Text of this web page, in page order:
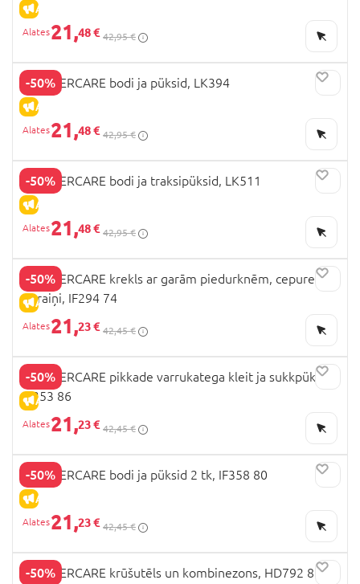
ALLAHINDLUS
21,48 € 42,95 €
-50%
ALLAHINDLUS
MOTHERCARE bodi ja püksid, LK394
21,48 € 42,95 €
-50%
ALLAHINDLUS
MOTHERCARE bodi ja traksipüksid, LK511
21,48 € 42,95 €
-50%
ALLAHINDLUS
MOTHERCARE krekls ar garām piedurknēm, cepure un
dūraiņi, IF294 74
21,23 € 42,45 €
-50%
ALLAHINDLUS
MOTHERCARE pikkade varrukatega kleit ja sukkpüksid,
IF353 86
21,23 € 42,45 €
-50%
ALLAHINDLUS
MOTHERCARE bodi ja püksid 2 tk, IF358 80
21,23 € 42,45 €
-50%
MOTHERCARE krūšutēls un kombinezons, HD792 86